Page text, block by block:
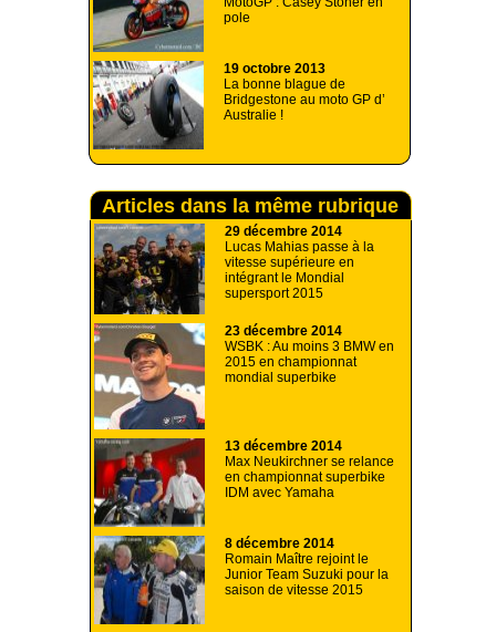
pole
19 octobre 2013
La bonne blague de
Bridgestone au moto GP d’
Australie !
Articles dans la même rubrique
29 décembre 2014
Lucas Mahias passe à la
vitesse supérieure en
intégrant le Mondial
supersport 2015
23 décembre 2014
WSBK : Au moins 3 BMW en
2015 en championnat
mondial superbike
13 décembre 2014
Max Neukirchner se relance
en championnat superbike
IDM avec Yamaha
8 décembre 2014
Romain Maître rejoint le
Junior Team Suzuki pour la
saison de vitesse 2015